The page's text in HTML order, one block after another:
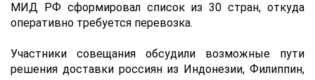
МИД РФ сформировал список из 30 стран, откуда
оперативно требуется перевозка.
Участники совещания обсудили возможные пути
решения доставки россиян из Индонезии, Филиппин,